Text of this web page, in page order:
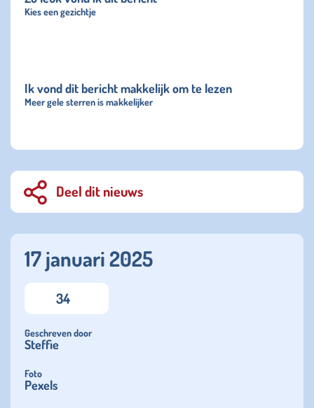
Kies een gezichtje
Ik vond dit bericht makkelijk om te lezen
Meer gele sterren is makkelijker
Deel dit nieuws
17 januari 2025
34
Geschreven door
Steffie
Foto
Pexels